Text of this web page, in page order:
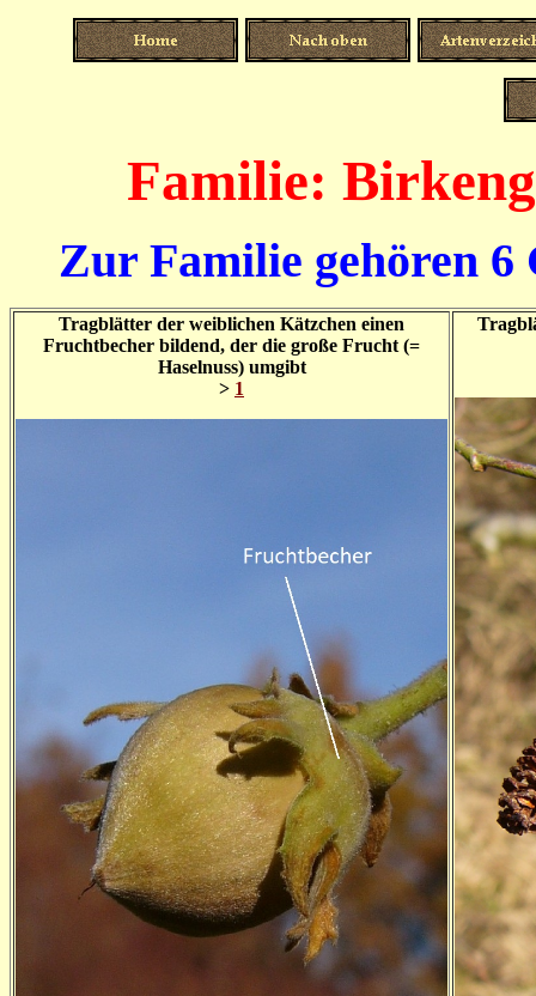
Familie:
Zur Familie gehören 6
Tragblätter der weiblichen Kätzchen einen
Fruchtbecher bildend, der die große Frucht (=
Haselnuss) umgibt
> 1